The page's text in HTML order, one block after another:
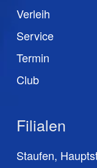
Verleih
Service
Termin
Club
Filialen
Staufen,